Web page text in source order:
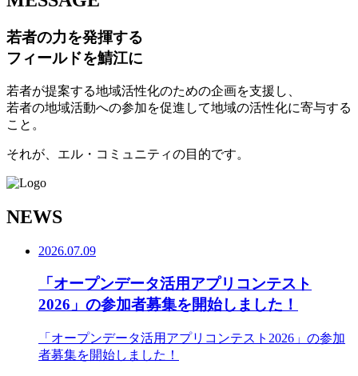
若者の力を発揮する
フィールドを鯖江に
若者が提案する地域活性化のための企画を支援し、
若者の地域活動への参加を促進して地域の活性化に寄与する
こと。
それが、エル・コミュニティの目的です。
NEWS
2026.07.09
「オープンデータ活用アプリコンテスト
2026」の参加者募集を開始しました！
「オープンデータ活用アプリコンテスト2026」の参加
者募集を開始しました！